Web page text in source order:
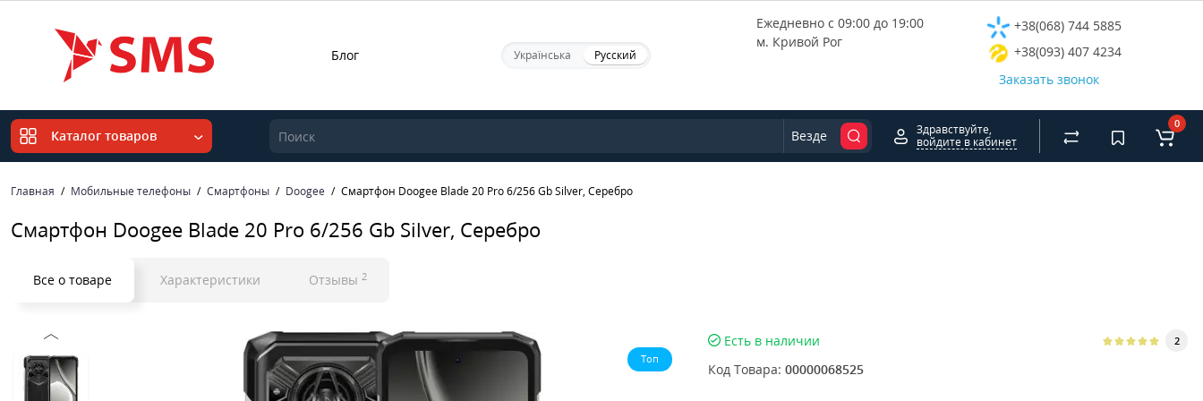
Блог Українська Русский
Ежедневно с 09:00 до 19:00
м. Кривой Рог
+38(068) 744 5885
+38(093) 407 4234
Заказать звонок
Каталог товаров Везде
Здравствуйте,
войдите в кабинет
0
Главная Мобильные телефоны Смартфоны Doogee Смартфон Doogee Blade 20 Pro 6/256 Gb Silver, Серебро
Смартфон Doogee Blade 20 Pro 6/256 Gb Silver, Серебро
Все о товаре Характеристики Отзывы 2
Топ
Есть в наличии 2
Код Товара: 00000068525